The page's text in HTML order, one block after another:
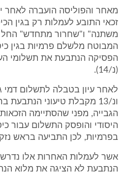
מאחר והפוליסה הועברה לאחר
זכאי התובע לעמלות רק בגין
המבוטח מלשלם פרמיות בגין
הפסיקה הנתבעת את תשלומי
(נ/14).
ונ/13 מקבלת טיעוני
הגבייה, מפני שהסתיימה
היסודי והופסק התשלום עבור
בפרמיות, לכן התביעה בראש
אשר לעמלות האחרות אלו
הנתבעת לא הציגה את מלוא